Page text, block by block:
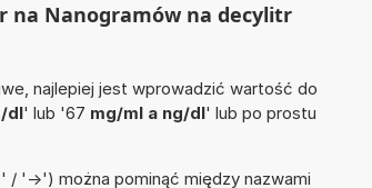
na Nanogramów na decylitr
najlepiej jest wprowadzić wartość do
dl' lub '67 mg/ml a ng/dl' lub po prostu
'->') można pominąć między nazwami